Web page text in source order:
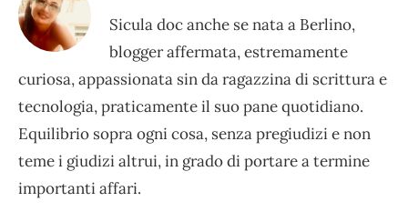
Sicula doc anche se nata a Berlino,
blogger affermata, estremamente
curiosa, appassionata sin da ragazzina di scrittura e
tecnologia, praticamente il suo pane quotidiano.
Equilibrio sopra ogni cosa, senza pregiudizi e non
teme i giudizi altrui, in grado di portare a termine
importanti affari.